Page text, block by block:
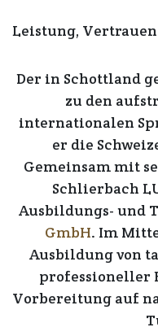
Leistung,
Der in Schottland
zu den
internationalen
er die
Gemeinsam mit
Schlierbach
Ausbildungs- und
GmbH. Im
Ausbildung von
professioneller
Vorbereitung auf